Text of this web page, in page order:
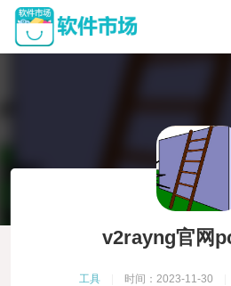
v2rayng官网
工具 时间：2023-11-30